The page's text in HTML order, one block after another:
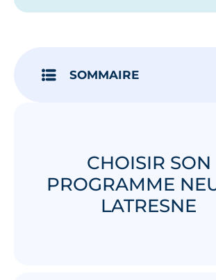
SOMMAIRE
CHOISIR SON
PROGRAMME
LATRESNE